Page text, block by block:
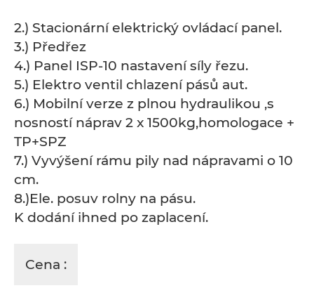
2.) Stacionární elektrický ovládací panel.
3.) Předřez
4.) Panel ISP-10 nastavení síly řezu.
5.) Elektro ventil chlazení pásů aut.
6.) Mobilní verze z plnou hydraulikou ,s
nosností náprav 2 x 1500kg,homologace +
TP+SPZ
7.) Vyvýšení rámu pily nad nápravami o 10
cm.
8.)Ele. posuv rolny na pásu.
K dodání ihned po zaplacení.
Cena :